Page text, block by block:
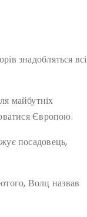
знадобляться всі
майбутніх
Європою.
посадовець,
Волц назвав